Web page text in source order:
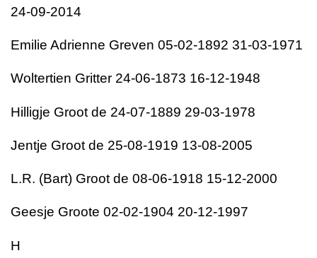
24-09-2014
Emilie Adrienne Greven 05-02-1892 31-03-1971
Woltertien Gritter 24-06-1873 16-12-1948
Hilligje Groot de 24-07-1889 29-03-1978
Jentje Groot de 25-08-1919 13-08-2005
L.R. (Bart) Groot de 08-06-1918 15-12-2000
Geesje Groote 02-02-1904 20-12-1997
H